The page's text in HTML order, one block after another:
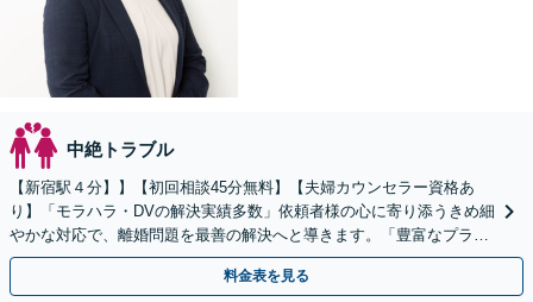
中絶トラブル
【新宿駅４分】】【初回相談45分無料】【夫婦カウンセラー資格あ
り】「モラハラ・DVの解決実績多数」依頼者様の心に寄り添うきめ細
やかな対応で、離婚問題を最善の解決へと導きます。「豊富なプラン
で一人一人に最適なサポートを提案」【ビデオ面談可】
料金表を見る